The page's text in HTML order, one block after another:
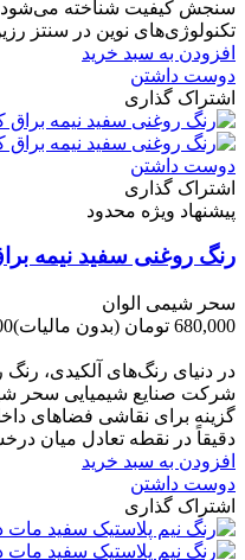
سنجش کیفیت شناخته می‌شود.
تکنولوژی‌های نوین در سنتز
افزودن به سبد خرید
دوست داشتن
اشتراک گذاری
دوست داشتن
اشتراک گذاری
پیشنهاد ویژه محدود
رنگ روغنی سفید نیمه
سحر شیمی الوان
680,000 تومان
(بدون مالیات)
در دنیای رنگ‌های آلکیدی،
شرکت صنایع شیمیایی سحر
گزینه برای نقاشی فضاهای
دقیقاً در نقطه تعادل میان
افزودن به سبد خرید
دوست داشتن
اشتراک گذاری